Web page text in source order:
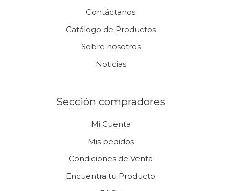
Contáctanos
Catálogo de Productos
Sobre nosotros
Noticias
Sección compradores
Mi Cuenta
Mis pedidos
Condiciones de Venta
Encuentra tu Producto